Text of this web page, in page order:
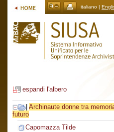
italiano |
espandi l'albero
Archinaute donne tra
futuro
Capomazza Tilde